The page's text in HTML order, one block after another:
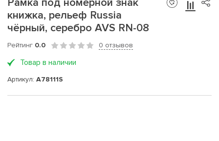
Рамка под номерной знак
книжка, рельеф Russia
чёрный, серебро AVS RN-08
Рейтинг 0.0 0 отзывов
Товар в наличии
Артикул: A78111S